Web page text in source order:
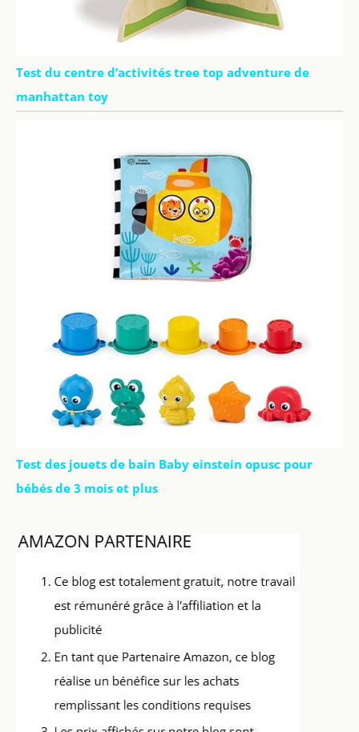
Test du centre d’activités tree top adventure de
manhattan toy
Test des jouets de bain Baby einstein opusc pour
bébés de 3 mois et plus